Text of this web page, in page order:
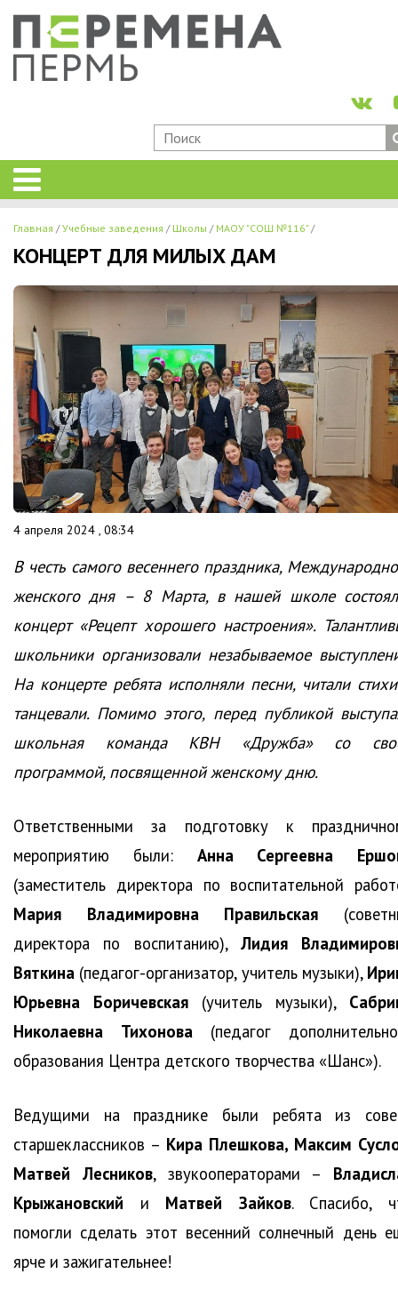
Главная Учебные заведения Школы МАОУ "СОШ №116"
КОНЦЕРТ ДЛЯ МИЛЫХ ДАМ
4 апреля 2024 , 08:34
В честь самого весеннего праздника,
женского дня – 8 Марта, в нашей школе
концерт «Рецепт хорошего настроения».
школьники организовали незабываемое
На концерте ребята исполняли песни, читали
танцевали. Помимо этого, перед публикой
школьная команда КВН «Дружба» со
программой, посвященной женскому дню.
Ответственными за подготовку к
мероприятию были: Анна Сергеевна
(заместитель директора по воспитательной
Мария Владимировна Правильская
директора по воспитанию), Лидия
Вяткина (педагог-организатор, учитель музыки),
Юрьевна Боричевская (учитель музыки),
Николаевна Тихонова (педагог
образования Центра детского творчества «Шанс»).
Ведущими на празднике были ребята из
старшеклассников – Кира Плешкова, Максим
Матвей Лесников, звукооператорами –
Крыжановский и Матвей Зайков. Спасибо,
помогли сделать этот весенний солнечный день
ярче и зажигательнее!